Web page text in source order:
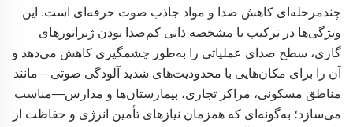
چندمرحله‌ای کاهش صدا و مواد جاذب صوت حرفه‌ای است. این
ویژگی‌ها در ترکیب با مشخصه ذاتی کم‌صدا بودن ژنراتورهای
گازی، سطح صدای عملیاتی را به‌طور چشمگیری کاهش می‌دهد و
آن را برای مکان‌هایی با محدودیت‌های شدید آلودگی صوتی—مانند
مناطق مسکونی، مراکز تجاری، بیمارستان‌ها و مدارس—مناسب
می‌سازد؛ به‌گونه‌ای که همزمان نیازهای تأمین انرژی و حفاظت از